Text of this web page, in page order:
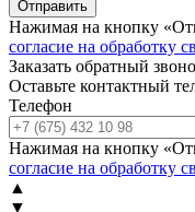
Отправить
Нажимая на кнопку
согласие на обработку
Заказать обратный
Оставьте контактный
Телефон
Нажимая на кнопку
согласие на обработку
▲
▼